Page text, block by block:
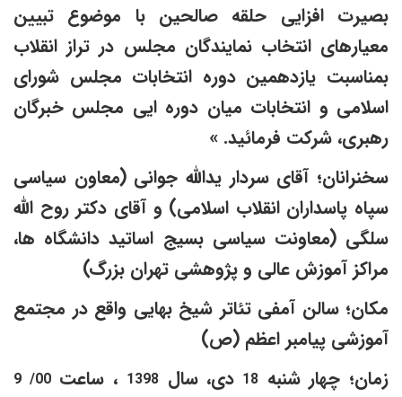
افزایی حلقه صالحین با موضوع تبیین
انتخاب نمایندگان مجلس در تراز انقلاب
یازدهمین دوره انتخابات مجلس شورای
و انتخابات میان دوره ایی مجلس خبرگان
شرکت فرمائید. »
آقای سردار یدالله جوانی (معاون سیاسی
پاسداران انقلاب اسلامی) و آقای دکتر روح الله
(معاونت سیاسی بسیج اساتید دانشگاه ها،
آموزش عالی و پژوهشی تهران بزرگ)
سالن آمفی تئاتر شیخ بهایی واقع در مجتمع
پیامبر اعظم (ص)
چهار شنبه18 دی، سال1398، ساعت00/ 9